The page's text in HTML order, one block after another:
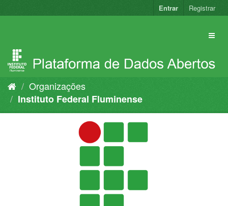
para
Entrar Registrar
Organizações
Instituto Federal Fluminense